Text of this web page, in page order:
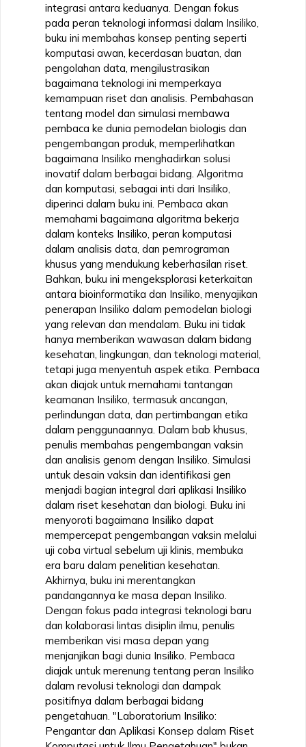
integrasi antara keduanya. Dengan fokus
pada peran teknologi informasi dalam Insiliko,
buku ini membahas konsep penting seperti
komputasi awan, kecerdasan buatan, dan
pengolahan data, mengilustrasikan
bagaimana teknologi ini memperkaya
kemampuan riset dan analisis. Pembahasan
tentang model dan simulasi membawa
pembaca ke dunia pemodelan biologis dan
pengembangan produk, memperlihatkan
bagaimana Insiliko menghadirkan solusi
inovatif dalam berbagai bidang. Algoritma
dan komputasi, sebagai inti dari Insiliko,
diperinci dalam buku ini. Pembaca akan
memahami bagaimana algoritma bekerja
dalam konteks Insiliko, peran komputasi
dalam analisis data, dan pemrograman
khusus yang mendukung keberhasilan riset.
Bahkan, buku ini mengeksplorasi keterkaitan
antara bioinformatika dan Insiliko, menyajikan
penerapan Insiliko dalam pemodelan biologi
yang relevan dan mendalam. Buku ini tidak
hanya memberikan wawasan dalam bidang
kesehatan, lingkungan, dan teknologi material,
tetapi juga menyentuh aspek etika. Pembaca
akan diajak untuk memahami tantangan
keamanan Insiliko, termasuk ancangan,
perlindungan data, dan pertimbangan etika
dalam penggunaannya. Dalam bab khusus,
penulis membahas pengembangan vaksin
dan analisis genom dengan Insiliko. Simulasi
untuk desain vaksin dan identifikasi gen
menjadi bagian integral dari aplikasi Insiliko
dalam riset kesehatan dan biologi. Buku ini
menyoroti bagaimana Insiliko dapat
mempercepat pengembangan vaksin melalui
uji coba virtual sebelum uji klinis, membuka
era baru dalam penelitian kesehatan.
Akhirnya, buku ini merentangkan
pandangannya ke masa depan Insiliko.
Dengan fokus pada integrasi teknologi baru
dan kolaborasi lintas disiplin ilmu, penulis
memberikan visi masa depan yang
menjanjikan bagi dunia Insiliko. Pembaca
diajak untuk merenung tentang peran Insiliko
dalam revolusi teknologi dan dampak
positifnya dalam berbagai bidang
pengetahuan. "Laboratorium Insiliko:
Pengantar dan Aplikasi Konsep dalam Riset